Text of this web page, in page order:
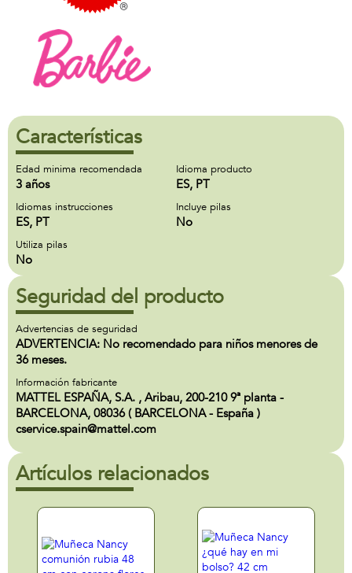
Características
Edad minima recomendada
3 años
Idioma producto
ES, PT
Idiomas instrucciones
ES, PT
Incluye pilas
No
Utiliza pilas
No
Seguridad del producto
Advertencias de seguridad
ADVERTENCIA: No recomendado para niños menores de
36 meses.
Información fabricante
MATTEL ESPAÑA, S.A. , Aribau, 200-210 9ª planta -
BARCELONA, 08036 ( BARCELONA - España )
cservice.spain@mattel.com
Artículos relacionados